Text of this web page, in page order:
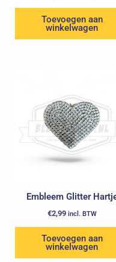
Toevoegen aan
winkelwagen
Embleem Glitter
€2,99 incl. BTW
Toevoegen aan
winkelwagen